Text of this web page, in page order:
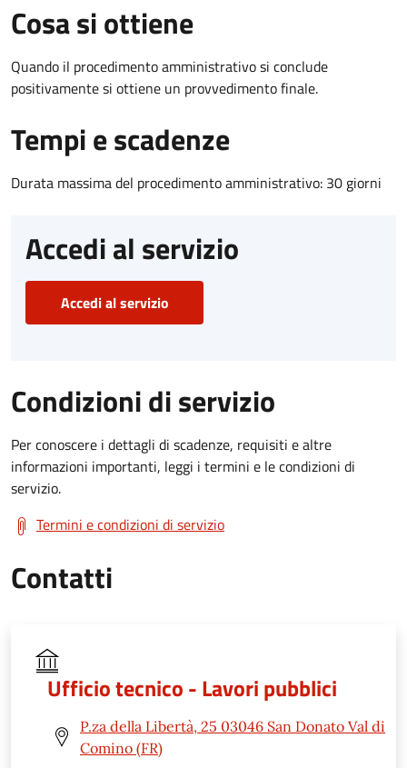
Cosa si ottiene
Quando il procedimento amministrativo si conclude
positivamente si ottiene un provvedimento finale.
Tempi e scadenze
Durata massima del procedimento amministrativo: 30 giorni
Accedi al servizio
Accedi al servizio
Condizioni di servizio
Per conoscere i dettagli di scadenze, requisiti e altre
informazioni importanti, leggi i termini e le condizioni di
servizio.
Termini e condizioni di servizio
Contatti
Ufficio tecnico - Lavori pubblici
P.za della Libertà, 25 03046 San Donato Val di
Comino (FR)